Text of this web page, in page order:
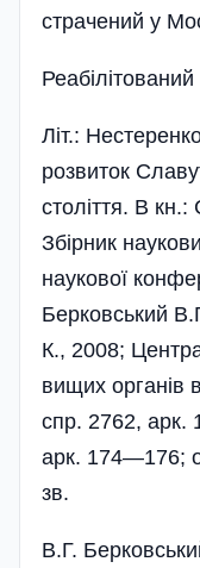
страчений у
Літ.:
розвиток
століття. В кн.:
Збірник
наукової
Берковський
К., 2008;
вищих органів
спр. 2762, арк.
арк. 174—176;
зв.
В.Г.